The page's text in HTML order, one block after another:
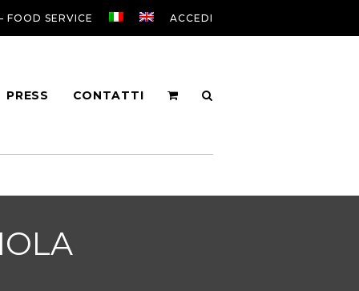
FOOD SERVICE ACCEDI
PRESS CONTATTI